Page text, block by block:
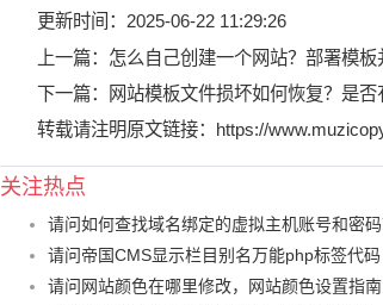
更新时间：2025-06-22 11:29:26
上一篇： 怎么自己创建一个网站？部署模板
下一篇：
网站模板文件损坏如何恢复？是否
转载请注明原文链接：
https://
关注热点
请问如何查找域名绑定的虚拟主机账号和密码
请问帝国CMS显示栏目别名万能php标签代码
请问网站颜色在哪里修改，网站颜色设置指南